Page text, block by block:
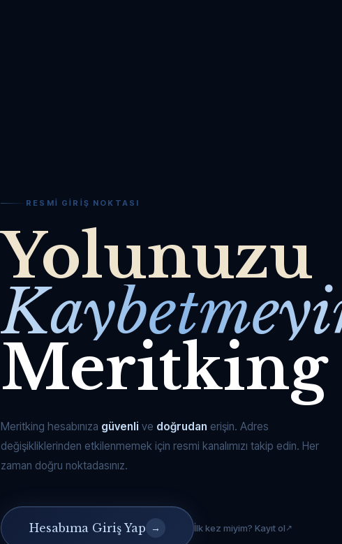
RESMI GIRIŞ NOKTASI
Yolunuzu
Meritking
Meritking hesabınıza güvenli ve doğrudan erişin. Adres
değişikliklerinden etkilenmemek için resmi kanalımızı takip edin. Her
zaman doğru noktadasınız.
Hesabıma Giriş Yap → İlk kez miyim? Kayıt ol